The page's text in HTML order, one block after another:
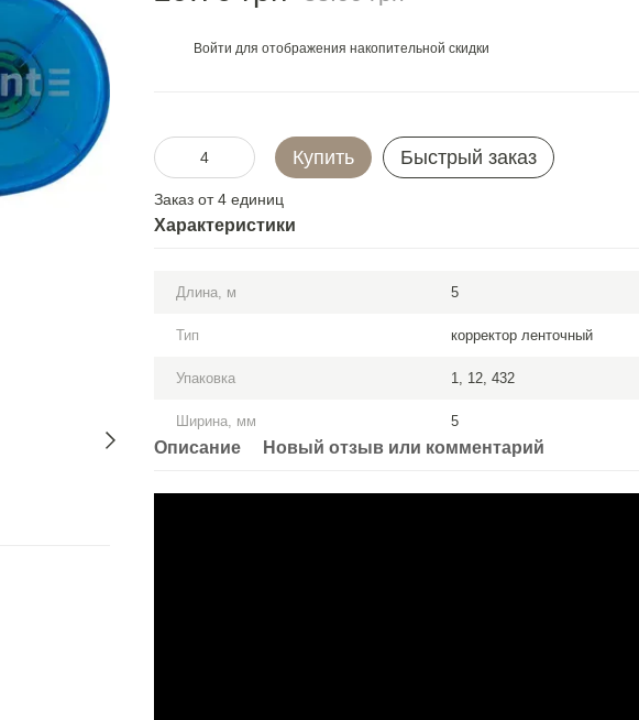
Войти для отображения накопительной скидки
Купить Быстрый заказ
Заказ от 4 единиц
Характеристики
Длина, м 5
Тип корректор ленточный
Упаковка 1, 12, 432
Ширина, мм 5
Описание Новый отзыв или комментарий